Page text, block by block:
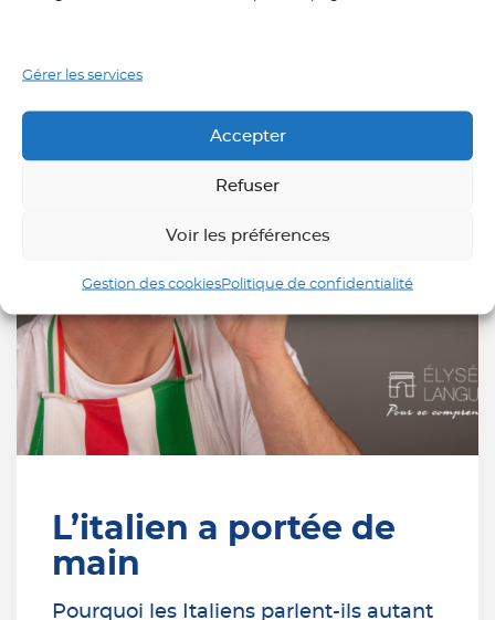
Gérer les services
Accepter
Refuser
Voir les préférences
Gestion des cookiesPolitique de confidentialité
L’italien a portée de
main
Pourquoi les Italiens parlent-ils autant